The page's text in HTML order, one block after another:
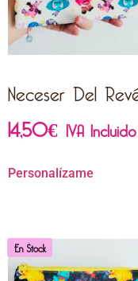
Neceser Del
14,50€ IVA Incluido
Personalízame
En Stock